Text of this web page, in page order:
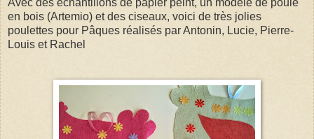
en bois (Artemio) et des ciseaux, voici de très jolies
poulettes pour Pâques réalisés par Antonin, Lucie, Pierre-
Louis et Rachel